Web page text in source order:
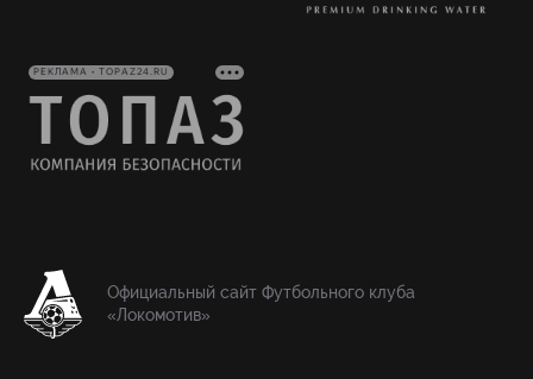
РЕКЛАМА • TOPAZ24.RU
Официальный сайт Футбольного клуба
«Локомотив»